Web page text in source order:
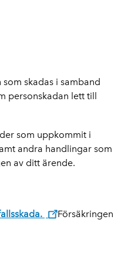
skadas i samband
personskadan lett till
som uppkommit i
andra handlingar som
av ditt ärende.
Försäkringen